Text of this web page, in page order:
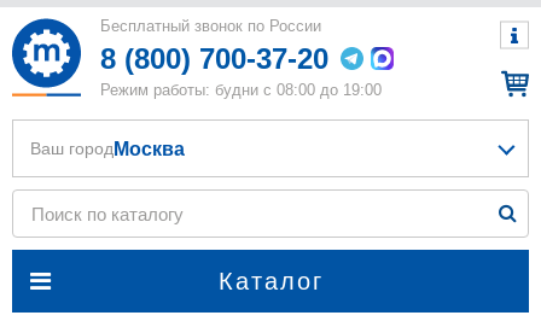
Бесплатный звонок по России
8 (800) 700-37-20
Режим работы: будни с 08:00 до 19:00
Каталог
Ваш город Москва